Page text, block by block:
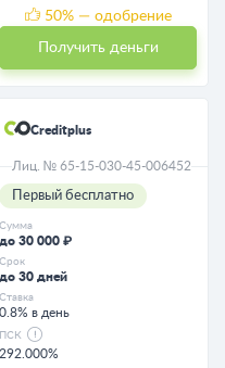
50% — одобрение
Получить деньги
Creditplus
Лиц. № 65-15-030-45-006452
Первый бесплатно
Сумма
до 30 000 ₽
Срок
до 30 дней
Ставка
0.8% в день
ПСК
292.000%